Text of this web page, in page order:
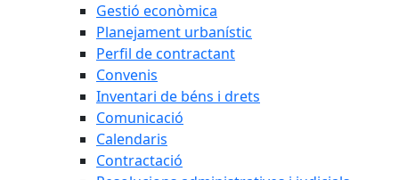
Gestió econòmica
Planejament urbanístic
Perfil de contractant
Convenis
Inventari de béns i drets
Comunicació
Calendaris
Contractació